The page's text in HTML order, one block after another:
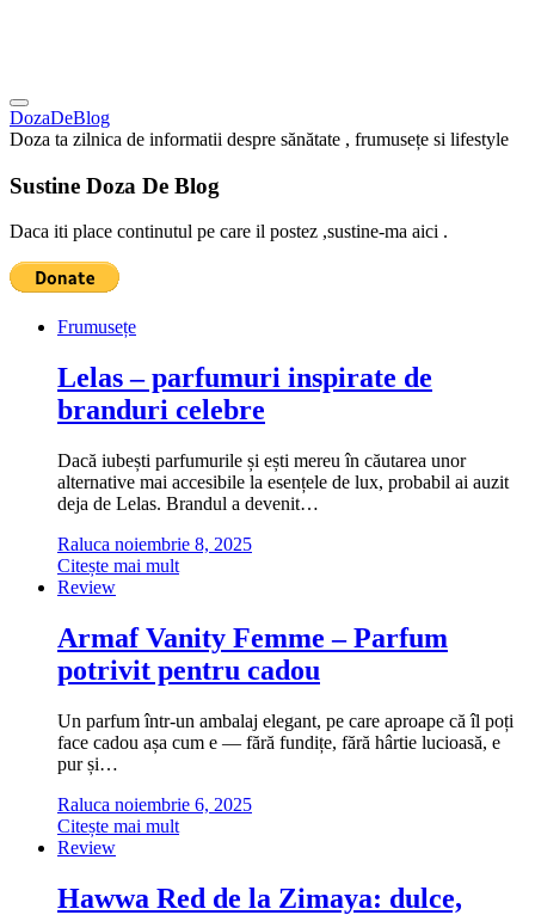
DozaDeBlog
Doza ta zilnica de informatii despre sănătate , frumusețe si lifestyle
Sustine Doza De Blog
Daca iti place continutul pe care il postez ,sustine-ma aici .
Frumusețe
Lelas – parfumuri inspirate de
branduri celebre
Dacă iubești parfumurile și ești mereu în căutarea unor
alternative mai accesibile la esențele de lux, probabil ai auzit
deja de Lelas. Brandul a devenit…
Raluca noiembrie 8, 2025
Citește mai mult
Review
Armaf Vanity Femme – Parfum
potrivit pentru cadou
Un parfum într-un ambalaj elegant, pe care aproape că îl poți
face cadou așa cum e — fără fundițe, fără hârtie lucioasă, e
pur și…
Raluca noiembrie 6, 2025
Citește mai mult
Review
Hawwa Red de la Zimaya: dulce,